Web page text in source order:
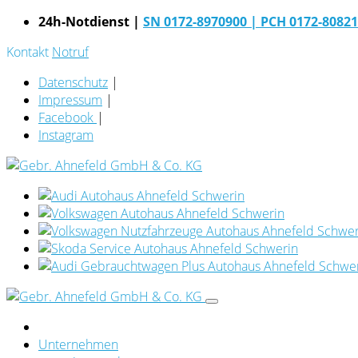
24h-Notdienst | SN 0172-8970900 | PCH 0172-
Kontakt Notruf
Datenschutz |
Impressum |
Facebook |
Instagram
Unternehmen